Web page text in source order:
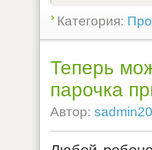
Категория:
Теперь
парочка
Автор: